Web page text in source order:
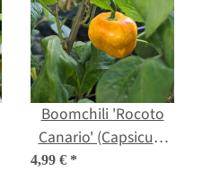
Boomchili 'Rocoto
Canario' (Capsicum
pubescens) zaden
4,99 € *